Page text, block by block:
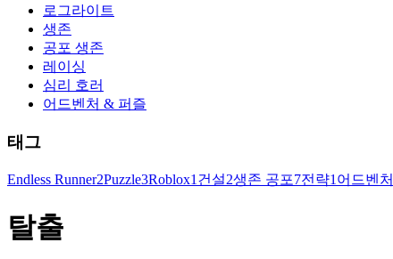
로그라이트
생존
공포 생존
레이싱
심리 호러
어드벤처 & 퍼즐
태그
Endless Runner2Puzzle3Roblox1 건설2생존 공포7전략1 어드벤처
탈출